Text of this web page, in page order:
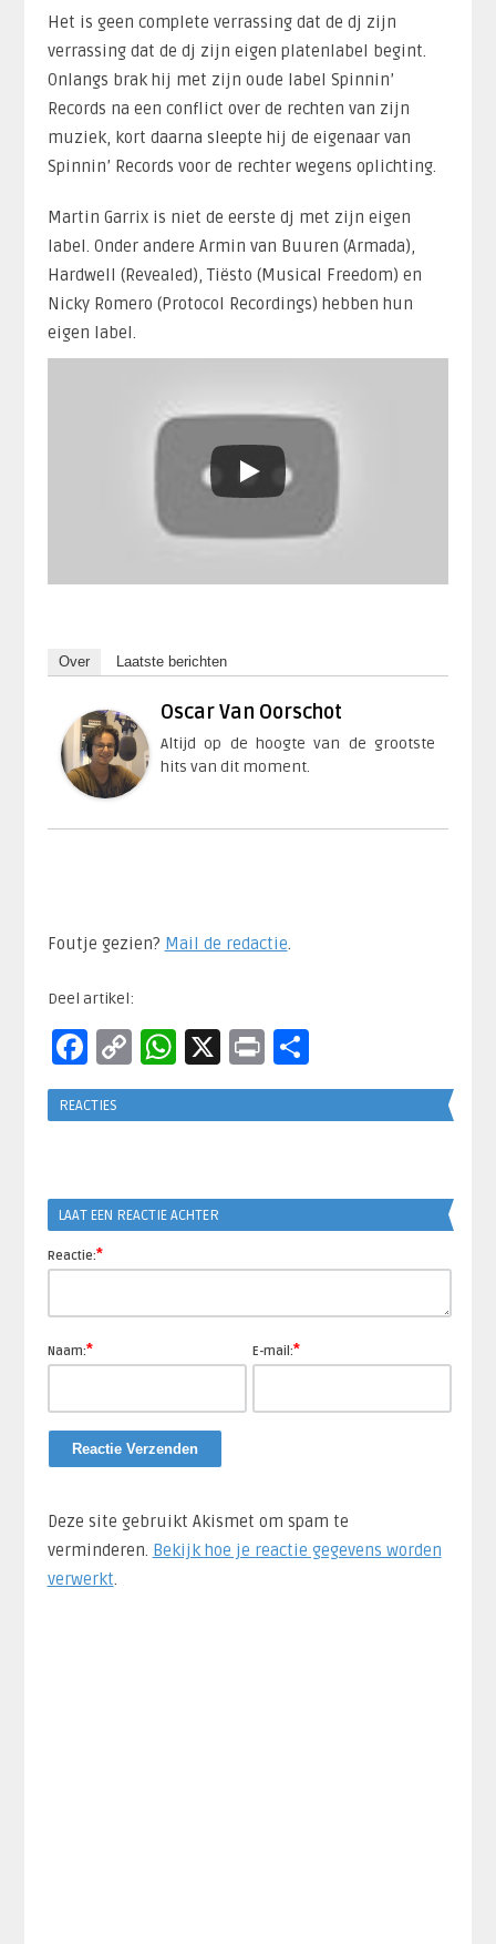
Het is geen complete verrassing dat de dj zijn
verrassing dat de dj zijn eigen platenlabel begint.
Onlangs brak hij met zijn oude label Spinnin’
Records na een conflict over de rechten van zijn
muziek, kort daarna sleepte hij de eigenaar van
Spinnin’ Records voor de rechter wegens oplichting.
Martin Garrix is niet de eerste dj met zijn eigen
label. Onder andere Armin van Buuren (Armada),
Hardwell (Revealed), Tiësto (Musical Freedom) en
Nicky Romero (Protocol Recordings) hebben hun
eigen label.
Over Laatste berichten
Oscar Van Oorschot
Altijd op de hoogte van de grootste
hits van dit moment.
Foutje gezien? Mail de redactie.​
Deel artikel:
Facebook
Copy
Link
WhatsApp
X PrintDelen
REACTIES
LAAT EEN REACTIE ACHTER
Reactie:*
Naam:* E-mail:*
Deze site gebruikt Akismet om spam te
verminderen. Bekijk hoe je reactie gegevens worden
verwerkt.